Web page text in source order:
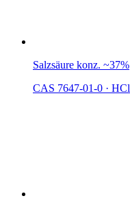
Salzsäure konz. ~37%
CAS 7647-01-0 · HCl